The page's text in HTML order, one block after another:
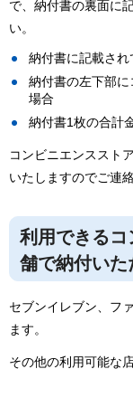
で、納付書の裏面に
い。
納付書に記載さ
納付書の左下部
場合
納付書1枚の合計
コンビニエンススト
いたしますのでご連
利用できる
舗で納付いた
セブンイレブン、フ
ます。
その他の利用可能な